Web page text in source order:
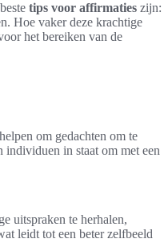
tips voor affirmaties zijn:
Hoe vaker deze krachtige
het bereiken van de
om gedachten om te
individuen in staat om met een
uitspraken te herhalen,
leidt tot een beter zelfbeeld